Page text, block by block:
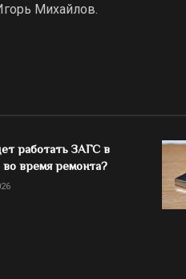
Михайлов.
работать ЗАГС в
время ремонта?